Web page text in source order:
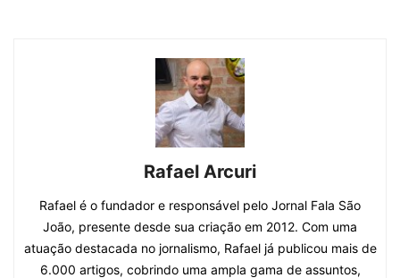
Rafael Arcuri
Rafael é o fundador e responsável pelo Jornal Fala São
João, presente desde sua criação em 2012. Com uma
atuação destacada no jornalismo, Rafael já publicou mais de
6.000 artigos, cobrindo uma ampla gama de assuntos,